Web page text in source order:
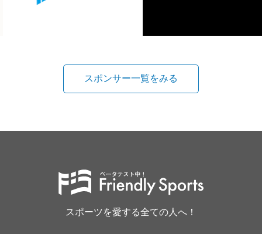
スポンサー一覧をみる
スポーツを愛する全ての人へ！